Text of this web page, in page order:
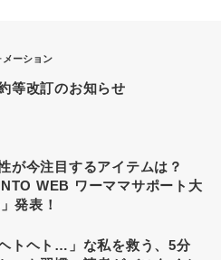
メーション
等改訂のお知らせ
が今注目するアイテムは？
WEB ワーママサポート大
発表！
ヘトヘト…」な私を救う、5分